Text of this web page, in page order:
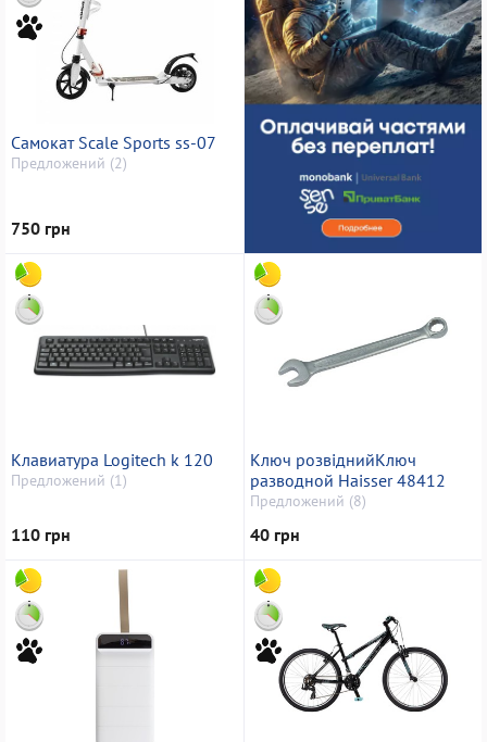
Самокат Scale Sports ss-07
Предложений (2)
750 грн
Клавиатура Logitech k 120
Предложений (1)
110 грн
Ключ розвіднийКлюч
разводной Haisser 48412
Предложений (8)
40 грн